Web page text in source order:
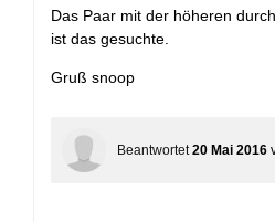
+\frac{2}
{36} \cdot
{36} \cdot
+\frac{4}
{36} \cdot
Das Paar mit der höheren
ist das gesuchte.
Gruß snoop
Beantwortet 20 Mai 2016